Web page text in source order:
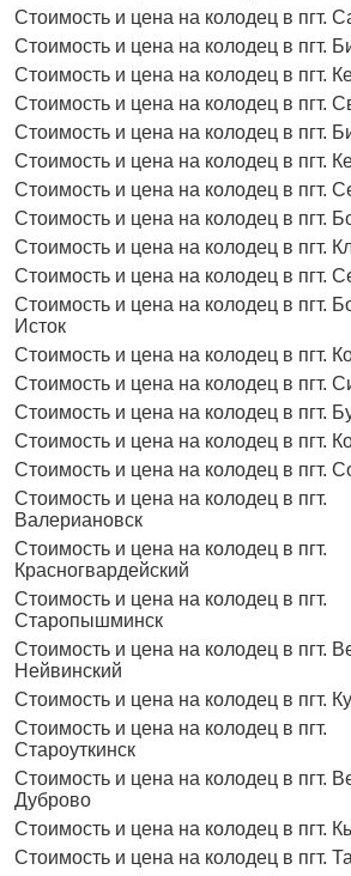
Стоимость и цена на колодец в пгт.
Стоимость и цена на колодец в пгт.
Стоимость и цена на колодец в пгт.
Стоимость и цена на колодец в пгт.
Стоимость и цена на колодец в пгт.
Стоимость и цена на колодец в пгт.
Стоимость и цена на колодец в пгт.
Стоимость и цена на колодец в пгт.
Стоимость и цена на колодец в пгт.
Стоимость и цена на колодец в пгт.
Стоимость и цена на колодец в пгт.
Исток
Стоимость и цена на колодец в пгт.
Стоимость и цена на колодец в пгт.
Стоимость и цена на колодец в пгт.
Стоимость и цена на колодец в пгт.
Стоимость и цена на колодец в пгт.
Стоимость и цена на колодец в пгт.
Валериановск
Стоимость и цена на колодец в пгт.
Красногвардейский
Стоимость и цена на колодец в пгт.
Старопышминск
Стоимость и цена на колодец в пгт.
Нейвинский
Стоимость и цена на колодец в пгт.
Стоимость и цена на колодец в пгт.
Староуткинск
Стоимость и цена на колодец в пгт.
Дуброво
Стоимость и цена на колодец в пгт.
Стоимость и цена на колодец в пгт.